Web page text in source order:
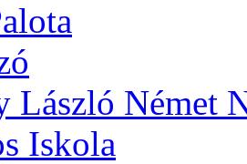
László Német
Iskola